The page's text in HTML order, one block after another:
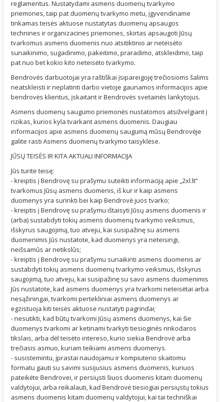
reglamentus. Nustatydami asmens duomenų tvarkymo
priemones, taip pat duomenų tvarkymo metu, įgyvendiname
tinkamas teisės aktuose nustatytas duomenų apsaugos
technines ir organizacines priemones, skirtas apsaugoti Jūsų
tvarkomus asmens duomenis nuo atsitiktinio ar neteisėto
sunaikinimo, sugadinimo, pakeitimo, praradimo, atskleidimo, taip
pat nuo bet kokio kito neteisėto tvarkymo.
Bendrovės darbuotojai yra raštiškai įsipareigoję trečiosioms šalims
neatskleisti ir neplatinti darbo vietoje gaunamos informacijos apie
bendrovės klientus, įskaitant ir Bendrovės svetainės lankytojus.
Asmens duomenų saugumo priemonės nustatomos atsižvelgiant į
rizikas, kurios kyla tvarkant asmens duomenis. Daugiau
informacijos apie asmens duomenų saugumą mūsų Bendrovėje
galite rasti Asmens duomenų tvarkymo taisyklėse.
JŪSŲ TEISĖS IR KITA AKTUALI INFORMACIJA
Jūs turite teisę:
- kreiptis į Bendrovę su prašymu suteikti informaciją apie „2xl.lt“
tvarkomus Jūsų asmens duomenis, iš kur ir kaip asmens
duomenys yra surinkti bei kaip Bendrovė juos tvarko;
- kreiptis į Bendrovę su prašymu ištaisyti Jūsų asmens duomenis ir
(arba) sustabdyti tokių asmens duomenų tvarkymo veiksmus,
išskyrus saugojimą, tuo atveju, kai susipažinę su asmens
duomenimis Jūs nustatote, kad duomenys yra neteisingi,
neišsamūs ar netikslūs;
- kreiptis į Bendrovę su prašymu sunaikinti asmens duomenis ar
sustabdyti tokių asmens duomenų tvarkymo veiksmus, išskyrus
saugojimą, tuo atveju, kai susipažinę su savo asmens duomenimis
Jūs nustatote, kad asmens duomenys yra tvarkomi neteisėtai arba
nesąžiningai, tvarkomi pertekliniai asmens duomenys ar
egzistuoja kiti teisės aktuose nustatyti pagrindai;
- nesutikti, kad būtų tvarkomi Jūsų asmens duomenys, kai šie
duomenys tvarkomi ar ketinami tvarkyti tiesioginės rinkodaros
tikslais, arba dėl teisėto intereso, kurio siekia Bendrovė arba
trečiasis asmuo, kuriam teikiami asmens duomenys.
- susistemintu, įprastai naudojamu ir kompiuterio skaitomu
formatu gauti su savimi susijusius asmens duomenis, kuriuos
pateikėte Bendrovei, ir persiųsti šiuos duomenis kitam duomenų
valdytojui, arba reikalauti, kad Bendrovė tiesiogiai persiųstų tokius
asmens duomenis kitam duomenų valdytojui, kai tai techniškai